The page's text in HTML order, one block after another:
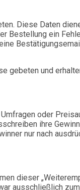
Diese Daten
Bestellung ein
gebeten und
oder
ihre
nur nach
dieser
ausschließlich